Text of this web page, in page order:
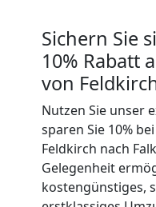
Sichern Sie
10% Rabatt
von
Nutzen Sie unser
sparen Sie 10%
Feldkirch nach
Gelegenheit
kostengünstiges,
Feldkirch
Kleiner
Umzug
Feldkirch